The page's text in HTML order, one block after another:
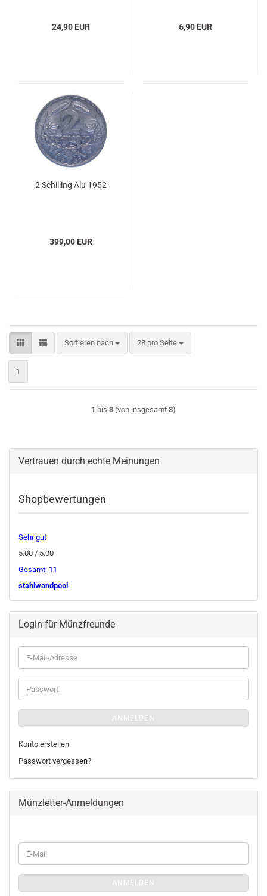
24,90 EUR 6,90 EUR
2 Schilling Alu 1952
399,00 EUR
Sortieren nach
Sortieren nach 28 pro Seite
pro Seite
1
1 bis 3 (von insgesamt 3)
Vertrauen durch echte Meinungen
Shopbewertungen
Sehr gut
5.00 / 5.00
Gesamt: 11
stahlwandpool
Login für Münzfreunde
E-
Mail-
Adresse
Passwort
ANMELDEN
Konto erstellen
Passwort vergessen?
Münzletter-Anmeldungen
WEITER
ZUR
E-
Mail
ANMELDEN